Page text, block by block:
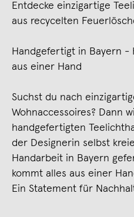
Entdecke einzigartige
aus recycelten
Handgefertigt in Bayern -
aus einer Hand
Suchst du nach
Wohnaccessoires? Dann
handgefertigten
der Designerin selbst
Handarbeit in Bayern
kommt alles aus einer
Ein Statement für